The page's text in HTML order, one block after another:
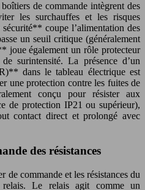
de commande intègrent des
les surchauffes et les risques
coupe l’alimentation des
un seuil critique (généralement
joue également un rôle protecteur
surintensité. La présence d’un
dans le tableau électrique est
une protection contre les fuites de
conçu pour résister aux
de protection IP21 ou supérieur),
contact direct et prolongé avec
des résistances
commande et les résistances du
Le relais agit comme un